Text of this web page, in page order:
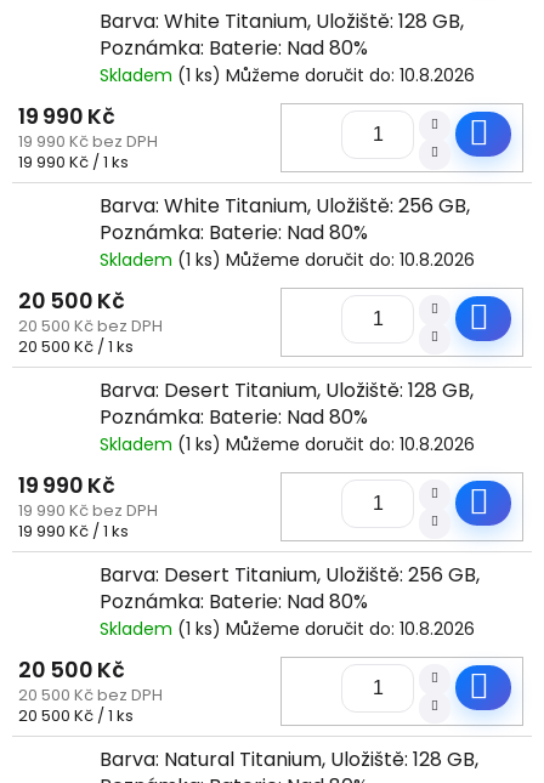
Barva: White Titanium, Uložiště: 128 GB,
Poznámka: Baterie: Nad 80%
Skladem (1 ks) Můžeme doručit do: 10.8.2026
19 990 Kč
19 990 Kč bez DPH
Měrná
cena:
19 990 Kč / 1 ks
Barva: White Titanium, Uložiště: 256 GB,
Poznámka: Baterie: Nad 80%
Skladem (1 ks) Můžeme doručit do: 10.8.2026
20 500 Kč
20 500 Kč bez DPH
Měrná
cena:
20 500 Kč / 1 ks
Barva: Desert Titanium, Uložiště: 128 GB,
Poznámka: Baterie: Nad 80%
Skladem (1 ks) Můžeme doručit do: 10.8.2026
19 990 Kč
19 990 Kč bez DPH
Měrná
cena:
19 990 Kč / 1 ks
Barva: Desert Titanium, Uložiště: 256 GB,
Poznámka: Baterie: Nad 80%
Skladem (1 ks) Můžeme doručit do: 10.8.2026
20 500 Kč
20 500 Kč bez DPH
Měrná
cena:
20 500 Kč / 1 ks
Barva: Natural Titanium, Uložiště: 128 GB,